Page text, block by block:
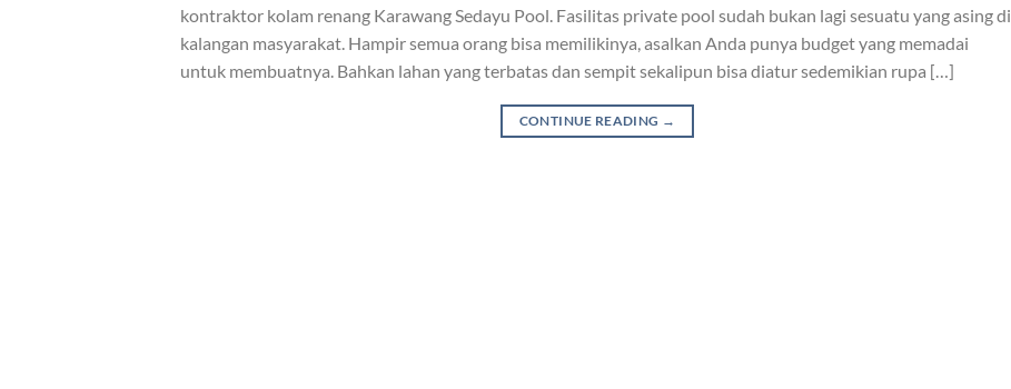
kontraktor kolam renang Karawang Sedayu Pool. Fasilitas private pool sudah bukan lagi sesuatu yang asing di
kalangan masyarakat. Hampir semua orang bisa memilikinya, asalkan Anda punya budget yang memadai
untuk membuatnya. Bahkan lahan yang terbatas dan sempit sekalipun bisa diatur sedemikian rupa […]
CONTINUE READING →